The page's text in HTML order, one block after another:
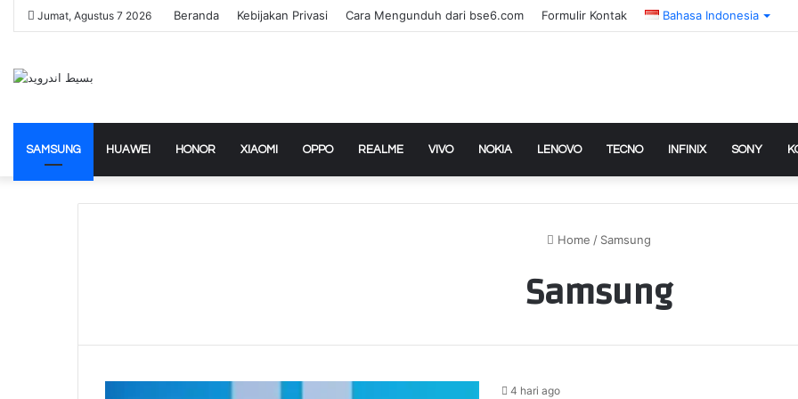
Jumat, Agustus 7 2026 Beranda Kebijakan Privasi Cara Mengunduh dari bse6.com Formulir Kontak Bahasa Indonesia
SAMSUNG HUAWEI HONOR XIAOMI OPPO REALME VIVO NOKIA LENOVO TECNO INFINIX SONY
Home / Samsung
Samsung
4 hari ago